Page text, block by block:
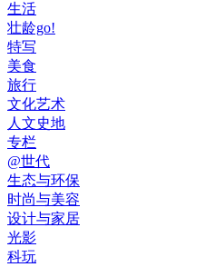
生活
壮龄go!
特写
美食
旅行
文化艺术
人文史地
专栏
@世代
生态与环保
时尚与美容
设计与家居
光影
科玩